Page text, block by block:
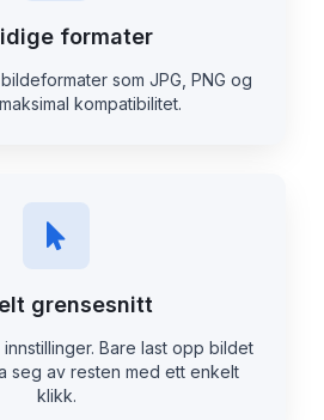
formater
som JPG, PNG og
kompatibilitet.
grensesnitt
Bare last opp bildet
seg av resten med ett enkelt
klikk.